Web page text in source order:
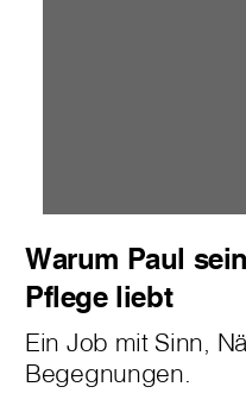
Warum Paul
Pflege liebt
Ein Job mit Sinn,
Begegnungen.